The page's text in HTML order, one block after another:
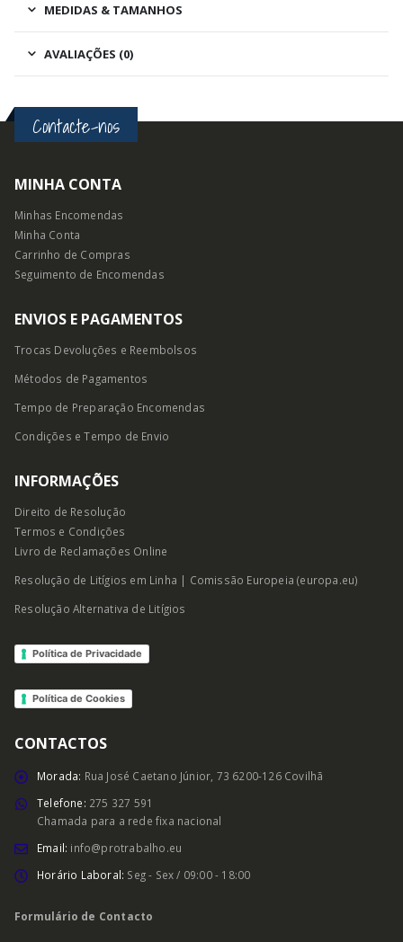
MEDIDAS & TAMANHOS
AVALIAÇÕES (0)
Contacte-nos
MINHA CONTA
Minhas Encomendas
Minha Conta
Carrinho de Compras
Seguimento de Encomendas
ENVIOS E PAGAMENTOS
Trocas Devoluções e Reembolsos
Métodos de Pagamentos
Tempo de Preparação Encomendas
Condições e Tempo de Envio
INFORMAÇÕES
Direito de Resolução
Termos e Condições
Livro de Reclamações Online
Resolução de Litígios em Linha | Comissão Europeia (europa.eu)
Resolução Alternativa de Litígios
Política de Privacidade
Política de Cookies
CONTACTOS
Morada: Rua José Caetano Júnior, 73 6200-126 Covilhã
Telefone: 275 327 591
Chamada para a rede fixa nacional
Email: info@protrabalho.eu
Horário Laboral: Seg - Sex / 09:00 - 18:00
Formulário de Contacto